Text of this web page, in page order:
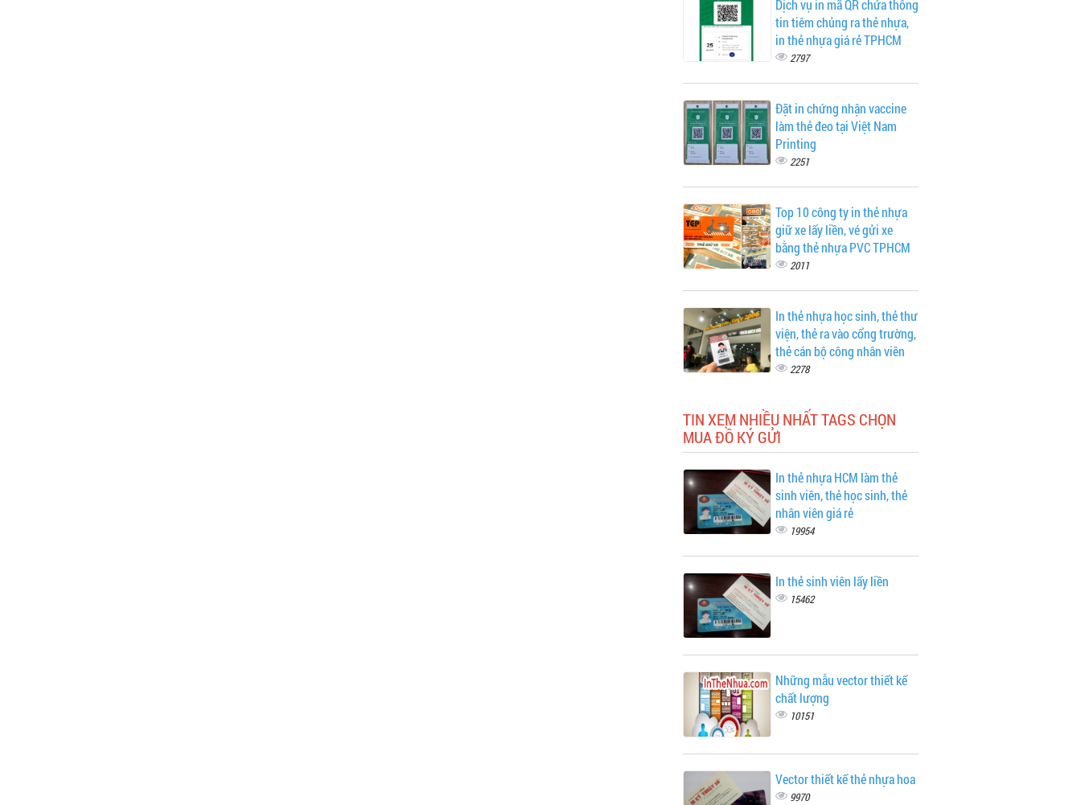
Dịch vụ in mã QR chứa thông
tin tiêm chủng ra thẻ nhựa,
in thẻ nhựa giá rẻ TPHCM
2797
Đặt in chứng nhận vaccine
làm thẻ đeo tại Việt Nam
Printing
2251
Top 10 công ty in thẻ nhựa
giữ xe lấy liền, vé gửi xe
bằng thẻ nhựa PVC TPHCM
2011
In thẻ nhựa học sinh, thẻ thư
viện, thẻ ra vào cổng trường,
thẻ cán bộ công nhân viên
2278
TIN XEM NHIỀU NHẤT TAGS CHỌN
MUA ĐỒ KÝ GỬI
In thẻ nhựa HCM làm thẻ
sinh viên, thẻ học sinh, thẻ
nhân viên giá rẻ
19954
In thẻ sinh viên lấy liền
15462
Những mẫu vector thiết kế
chất lượng
10151
Vector thiết kế thẻ nhựa hoa
9970